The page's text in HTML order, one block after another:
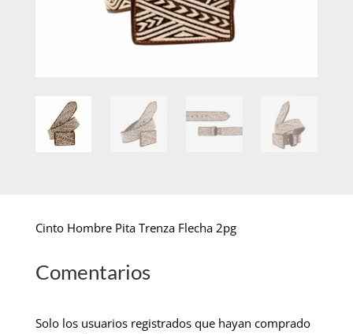
Cinto Hombre Pita Trenza Flecha 2pg
Comentarios
Solo los usuarios registrados que hayan comprado